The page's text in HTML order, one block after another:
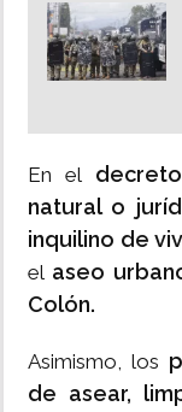
En el
natural o
inquilino de
el aseo
Colón.
Asimismo, los
de asear,